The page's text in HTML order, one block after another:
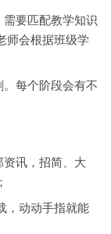
要匹配教学知识
师会根据班级学
每个阶段会有不
资讯，招简、大
，动动手指就能